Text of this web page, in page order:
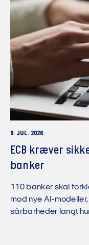
9. JUL. 2026
ECB kræver
banker
110 banker skal
mod nye AI-
sårbarheder langt